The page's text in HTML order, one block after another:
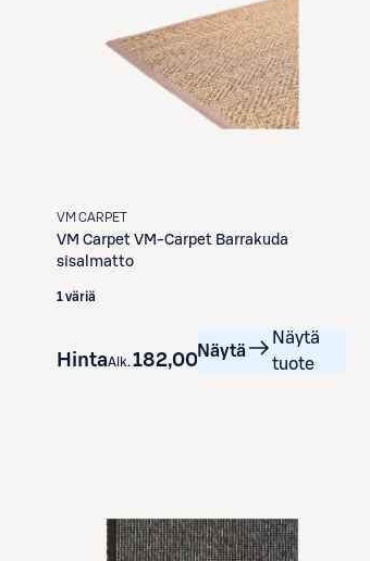
VM CARPET
VM Carpet VM-Carpet Barrakuda
sisalmatto
1 väriä
HintaAlk. 182,00 €Näytä
Näytä
tuote